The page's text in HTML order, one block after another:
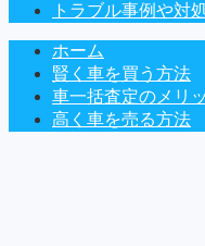
トラブル事例や対
ホーム
賢く車を買う方法
車一括査定のメリ
高く車を売る方法